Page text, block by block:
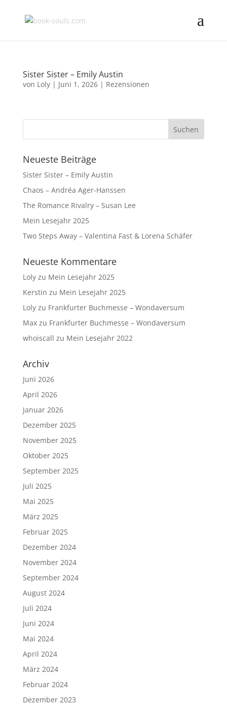
Sister Sister – Emily Austin
von Loly| Juni 1, 2026| Rezensionen
Neueste Beiträge
Sister Sister – Emily Austin
Chaos – Andréa Ager-Hanssen
The Romance Rivalry – Susan Lee
Mein Lesejahr 2025
Two Steps Away – Valentina Fast & Lorena Schäfer
Neueste Kommentare
Lolyzu Mein Lesejahr 2025
Kerstin zu Mein Lesejahr 2025
Lolyzu Frankfurter Buchmesse – Wondaversum
Maxzu Frankfurter Buchmesse – Wondaversum
whoiscall zu Mein Lesejahr 2022
Archiv
Juni 2026
April 2026
Januar 2026
Dezember 2025
November 2025
Oktober 2025
September 2025
Juli 2025
Mai 2025
März 2025
Februar 2025
Dezember 2024
November 2024
September 2024
August 2024
Juli 2024
Juni 2024
Mai 2024
April 2024
März 2024
Februar 2024
Dezember 2023